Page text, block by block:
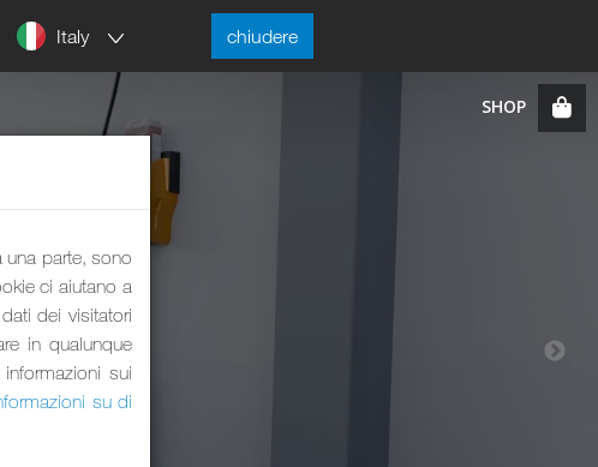
Italy chiudere
una parte, sono
ci aiutano a
dei visitatori
in qualunque
sui
su di